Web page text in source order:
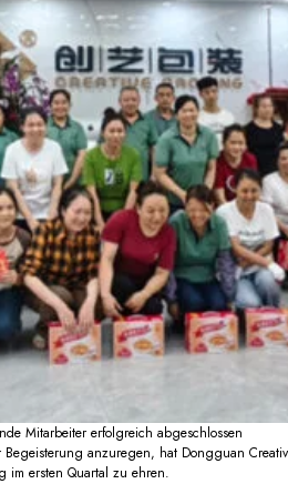
Mitarbeiter erfolgreich abgeschlossen
anzuregen, hat Dongguan
im ersten Quartal zu ehren.
Ich stimme zu, die
Informationen